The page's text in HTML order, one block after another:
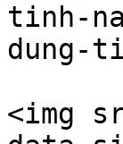
tinh-
dung-
<img